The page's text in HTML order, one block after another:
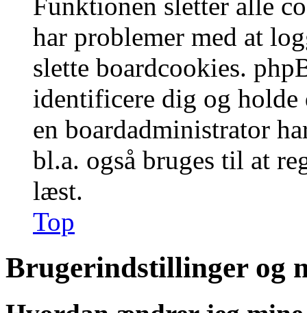
har problemer med at
slette boardcookies.
identificere dig og
en boardadministrator
bl.a. også bruges til at
læst.
Top
Brugerindstillinger og